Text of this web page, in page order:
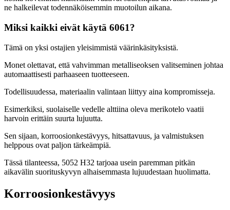
ne halkeilevat todennäköisemmin muotoilun aikana.
Miksi kaikki eivät käytä 6061?
Tämä on yksi ostajien yleisimmistä väärinkäsityksistä.
Monet olettavat, että vahvimman metalliseoksen valitseminen johtaa
automaattisesti parhaaseen tuotteeseen.
Todellisuudessa, materiaalin valintaan liittyy aina kompromisseja.
Esimerkiksi, suolaiselle vedelle alttiina oleva merikotelo vaatii
harvoin erittäin suurta lujuutta.
Sen sijaan, korroosionkestävyys, hitsattavuus, ja valmistuksen
helppous ovat paljon tärkeämpiä.
Tässä tilanteessa, 5052 H32 tarjoaa usein paremman pitkän
aikavälin suorituskyvyn alhaisemmasta lujuudestaan ​​​​huolimatta.
Korroosionkestävyys